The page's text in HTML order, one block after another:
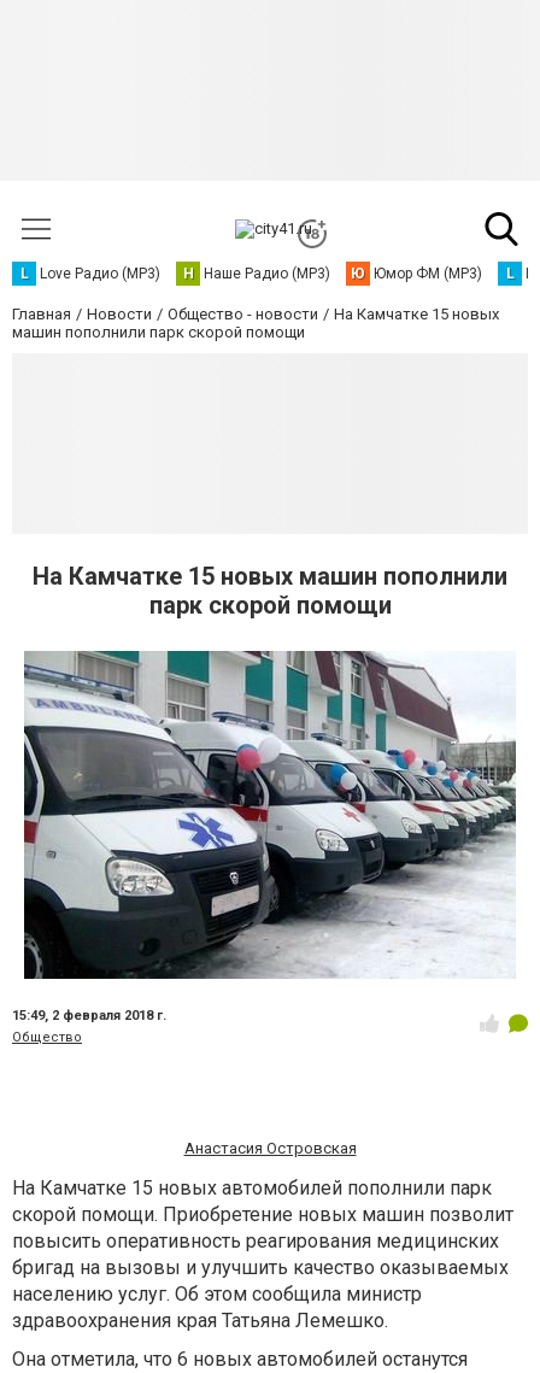
L Love Радио (MP3) Н Наше Радио (MP3) Ю Юмор ФМ (MP3) L
Главная Новости Общество - новости
На Камчатке 15 новых
машин пополнили парк скорой помощи
На Камчатке 15 новых машин пополнили
парк скорой помощи
15:49, 2 февраля 2018 г.
Общество
Анастасия Островская
На Камчатке 15 новых автомобилей пополнили парк
скорой помощи. Приобретение новых машин позволит
повысить оперативность реагирования медицинских
бригад на вызовы и улучшить качество оказываемых
населению услуг. Об этом сообщила министр
здравоохранения края Татьяна Лемешко.
Она отметила, что 6 новых автомобилей останутся